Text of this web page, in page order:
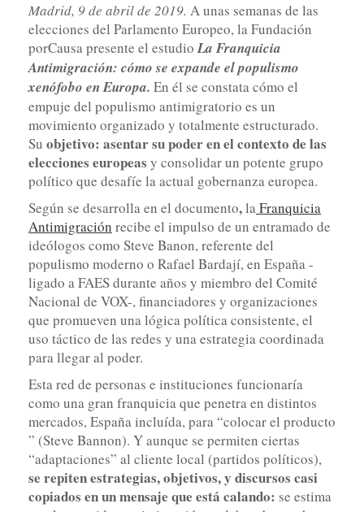
Madrid, 9 de abril de 2019. A unas semanas de las
elecciones del Parlamento Europeo, la Fundación
porCausa presente el estudio La Franquicia
Antimigración: cómo se expande el populismo
xenófobo en Europa. En él se constata cómo el
empuje del populismo antimigratorio es un
movimiento organizado y totalmente estructurado.
Su objetivo: asentar su poder en el contexto de las
elecciones europeas y consolidar un potente grupo
político que desafíe la actual gobernanza europea.
Según se desarrolla en el documento,laFranquicia
Antimigración recibe el impulso de un entramado de
ideólogos como Steve Banon, referente del
populismo moderno o Rafael Bardají, en España -
ligado a FAES durante años y miembro del Comité
Nacional de VOX-, financiadores y organizaciones
que promueven una lógica política consistente, el
uso táctico de las redes y una estrategia coordinada
para llegar al poder.
Esta red de personas e instituciones funcionaría
como una gran franquicia que penetra en distintos
mercados, España incluída, para “​colocar el producto​
” (Steve Bannon). Y aunque se permiten ciertas
“adaptaciones” al cliente local (partidos políticos),
se repiten estrategias, objetivos, y discursos casi
copiados en un mensaje que está calando: se estima